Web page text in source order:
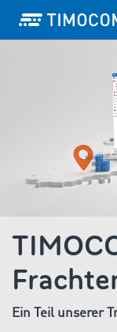
Ein Teil unserer